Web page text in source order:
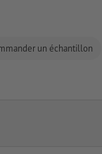
un échantillon